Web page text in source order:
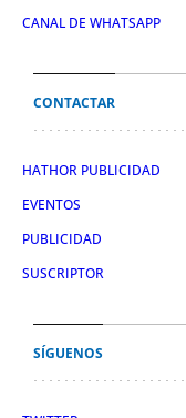
CANAL DE WHATSAPP
CONTACTAR
HATHOR PUBLICIDAD
EVENTOS
PUBLICIDAD
SUSCRIPTOR
SÍGUENOS